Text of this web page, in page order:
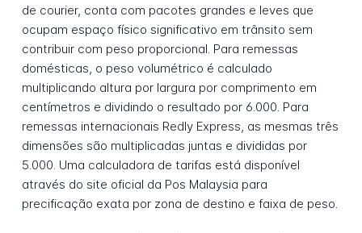
de courier, conta com pacotes grandes e leves que
ocupam espaço físico significativo em trânsito sem
contribuir com peso proporcional. Para remessas
domésticas, o peso volumétrico é calculado
multiplicando altura por largura por comprimento em
centímetros e dividindo o resultado por 6.000. Para
remessas internacionais Redly Express, as mesmas três
dimensões são multiplicadas juntas e divididas por
5.000. Uma calculadora de tarifas está disponível
através do site oficial da Pos Malaysia para
precificação exata por zona de destino e faixa de peso.